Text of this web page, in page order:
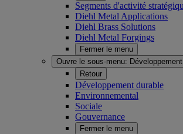
Segments d'activité
Diehl Metal Applications
Diehl Brass Solutions
Diehl Metal Forgings
Fermer le menu
Ouvre le sous-menu:
Retour
Développement durable
Environnemental
Sociale
Gouvernance
Fermer le menu